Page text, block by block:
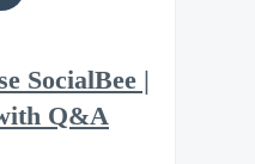
SocialBee |
Q&A